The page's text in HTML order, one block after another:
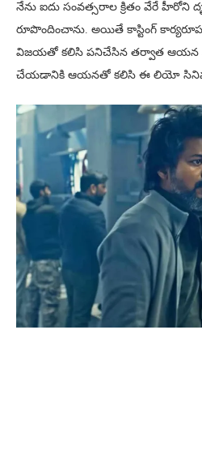
నేను ఐదు సంవత్సరాల క్రితం వేరే హీరోని
రూపొందించాను. అయితే కాస్టింగ్
విజయతో కలిసి పనిచేసిన తర్వాత ఆయన
చేయడానికి ఆయనతో కలిసి ఈ లియో